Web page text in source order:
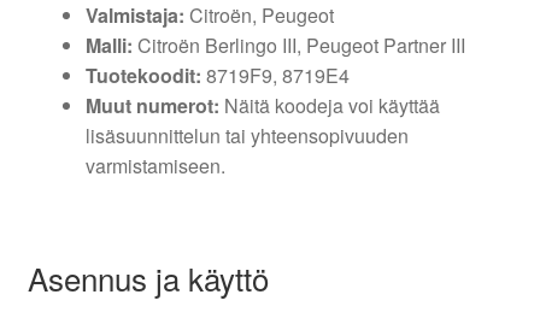
Valmistaja: Citroën, Peugeot
Malli: Citroën Berlingo III, Peugeot Partner III
Tuotekoodit: 8719F9, 8719E4
Muut numerot: Näitä koodeja voi käyttää
lisäsuunnittelun tai yhteensopivuuden
varmistamiseen.
Asennus ja käyttö